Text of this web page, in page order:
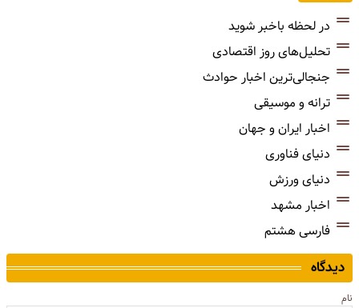
در لحظه باخبر شوید
تحلیل‌های روز اقتصادی
جنجالی‌ترین اخبار حوادث
ترانه و موسیقی
اخبار ایران و جهان
دنیای فناوری
دنیای ورزش
اخبار مشهد
فارسی هشتم
دیدگاه
نام